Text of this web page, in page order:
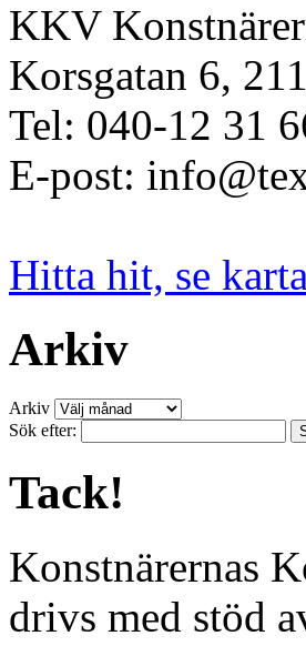
KKV
Korsgatan 6,
Tel: 040-12 31
E-post:
Hitta hit, se
Arkiv
Arkiv
Sök efter:
Tack!
Konstnärernas
drivs med stöd